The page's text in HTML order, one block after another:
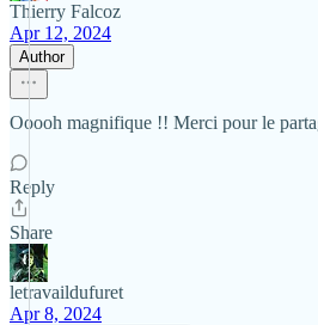
Thierry Falcoz
Apr 12, 2024
Author
Ooooh magnifique !! Merci pour le
Reply
Share
letravaildufuret
Apr 8, 2024